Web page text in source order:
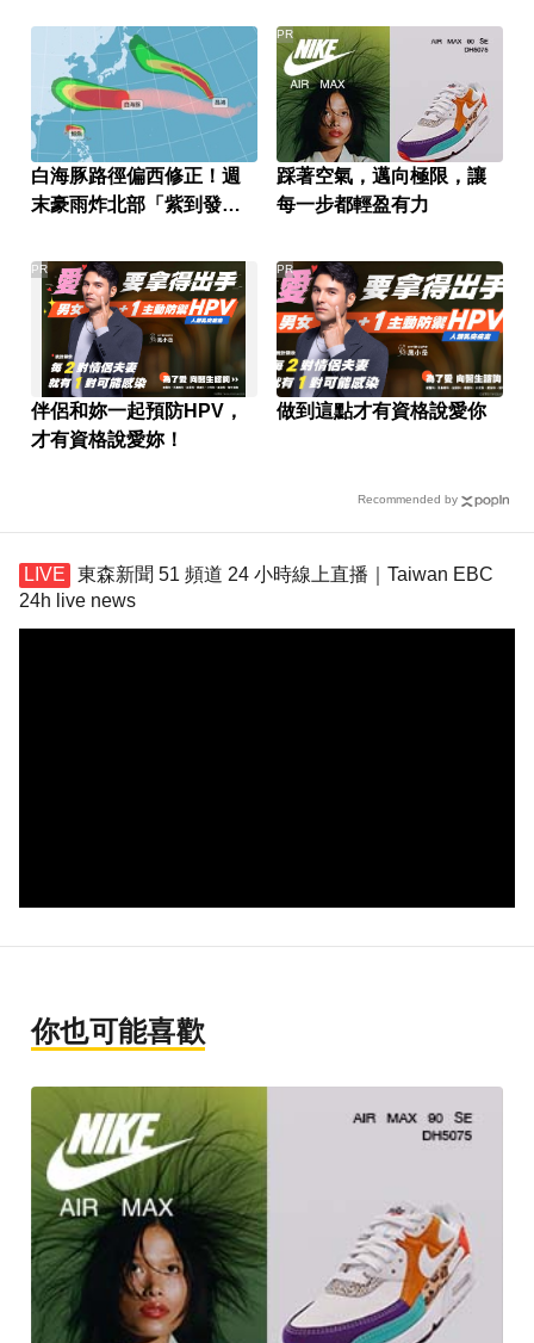
白海豚路徑偏西修正！週
末豪雨炸北部「紫到發
踩著空氣，邁向極限，讓
每一步都輕盈有力
PR
伴侶和妳一起預防HPV，
才有資格說愛妳！
PR
做到這點才有資格說愛你
PR
Recommended by
東森新聞 51 頻道 24 小時線上直播｜Taiwan EBC
24h live news
你也可能喜歡